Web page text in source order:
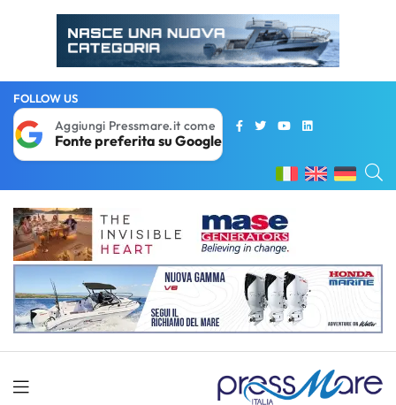
FOLLOW US
Aggiungi Pressmare.it come
Fonte preferita su Google